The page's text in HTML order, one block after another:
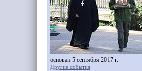
основан 5 сентября 2017 г.
Другие события